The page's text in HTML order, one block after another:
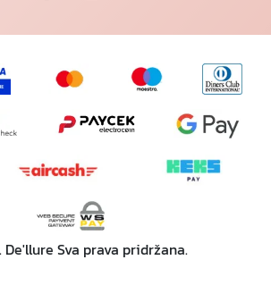
De'llure Sva prava pridržana.